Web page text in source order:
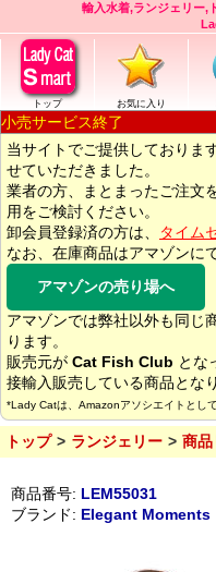
輸入水着,ランジェリー,
トップ お気に入り
小売サービス終了
当サイトでご提供しておりま
せていただきました。
業者の方、まとまったご注文
用をご検討ください。
卸会員登録済の方は、
タイム
なお、在庫商品はアマゾンに
アマゾンの売り場へ
アマゾンでは弊社以外も同じ
ります。
販売元が Cat Fish Club とな
接輸入販売している商品とな
*Lady Catは、Amazonアソシエイトとし
トップ ランジェリー 商品
商品番号: LEM55031
ブランド: Elegant Moments